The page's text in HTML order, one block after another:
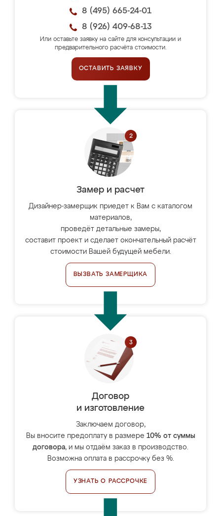
8 (495) 665-24-01
8 (926) 409-68-13
Или оставьте заявку на сайте для консультации и
предварительного расчёта стоимости.
ОСТАВИТЬ ЗАЯВКУ
Замер и расчет
Дизайнер-замерщик приедет к Вам с каталогом
материалов,
проведёт детальные замеры,
составит проект и сделает окончательный расчёт
стоимости Вашей будущей мебели.
ВЫЗВАТЬ ЗАМЕРЩИКА
Договор
и изготовление
Заключаем договор,
Вы вносите предоплату в размере 10% от суммы
договора, и мы отдаём заказ в производство.
Возможна оплата в рассрочку без %.
УЗНАТЬ О РАССРОЧКЕ